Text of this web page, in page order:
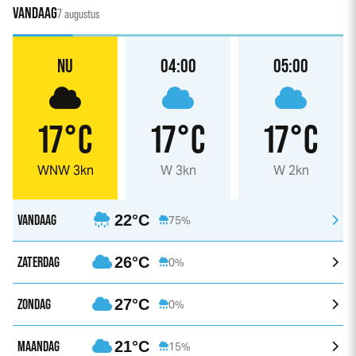
VANDAAG7 augustus
NU
17°C
WNW 3kn
04:00
17°C
W 3kn
05:00
17°C
W 2kn
VANDAAG 22°C 75%
ZATERDAG 26°C 0%
ZONDAG 27°C 0%
MAANDAG 21°C 15%